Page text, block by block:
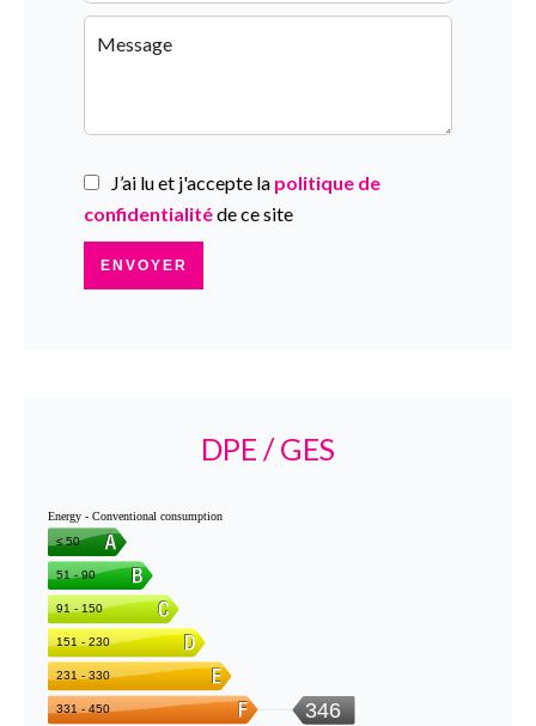
J’ai lu et j'accepte la politique de
confidentialitéde ce site
ENVOYER
DPE / GES